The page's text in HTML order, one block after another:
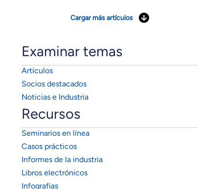
Cargar más artículos
Examinar temas
Artículos
Socios destacados
Noticias e Industria
Recursos
Seminarios en línea
Casos prácticos
Informes de la industria
Libros electrónicos
Infografias